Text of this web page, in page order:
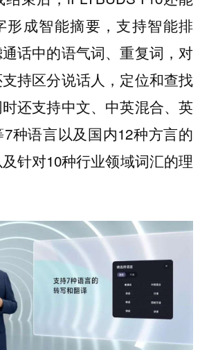
形成智能摘要，支持智能排
话中的语气词、重复词，对
持区分说话人，定位和查找
还支持中文、中英混合、英
种语言以及国内12种方言的
针对10种行业领域词汇的理